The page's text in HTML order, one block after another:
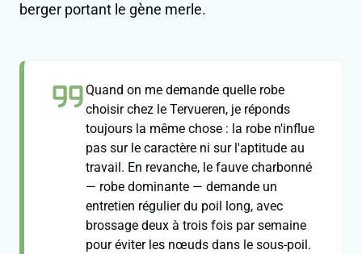
berger portant le gène merle.
Quand on me demande quelle robe
choisir chez le Tervueren, je réponds
toujours la même chose : la robe n'influe
pas sur le caractère ni sur l'aptitude au
travail. En revanche, le fauve charbonné
— robe dominante — demande un
entretien régulier du poil long, avec
brossage deux à trois fois par semaine
pour éviter les nœuds dans le sous-poil.